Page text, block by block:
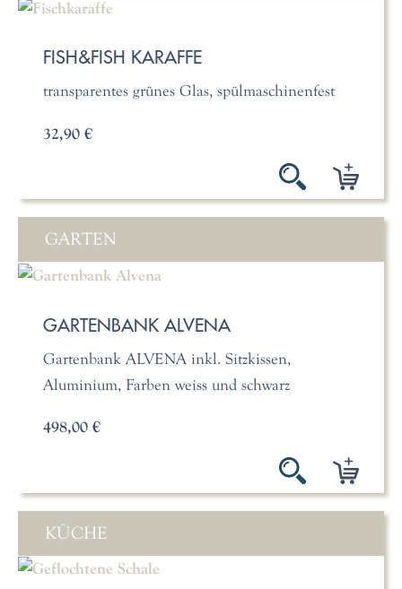
FISH&FISH KARAFFE
transparentes grünes Glas, spülmaschinenfest
32,90 €
GARTEN
GARTENBANK ALVENA
Gartenbank ALVENA inkl. Sitzkissen,
Aluminium, Farben weiss und schwarz
498,00 €
KÜCHE